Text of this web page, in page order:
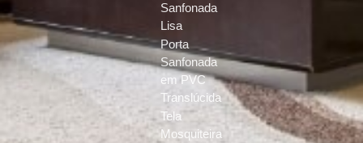
Sanfonada
Lisa
Porta
Sanfonada
em PVC
Translúcida
Tela
Mosquiteira